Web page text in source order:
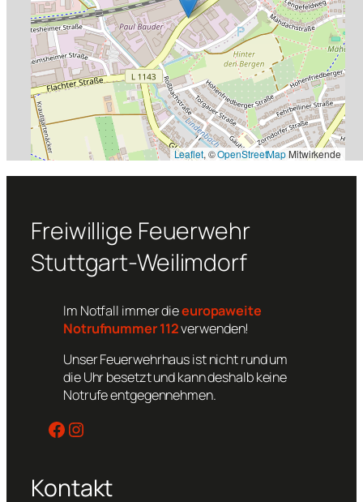
Leaflet, ©OpenStreetMapMitwirkende
Freiwillige Feuerwehr
Stuttgart-Weilimdorf
Im Notfall immer dieeuropaweite
Notrufnummer 112verwenden!
Unser Feuerwehrhaus ist nicht rund um
die Uhr besetzt und kann deshalb keine
Notrufe entgegennehmen.
Facebook Instagram
Kontakt